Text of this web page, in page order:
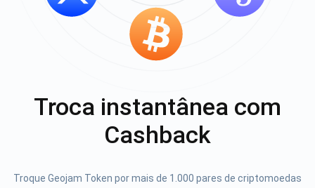
Troca instantânea com
Cashback
Troque Geojam Token por mais de 1.000 pares de criptomoedas